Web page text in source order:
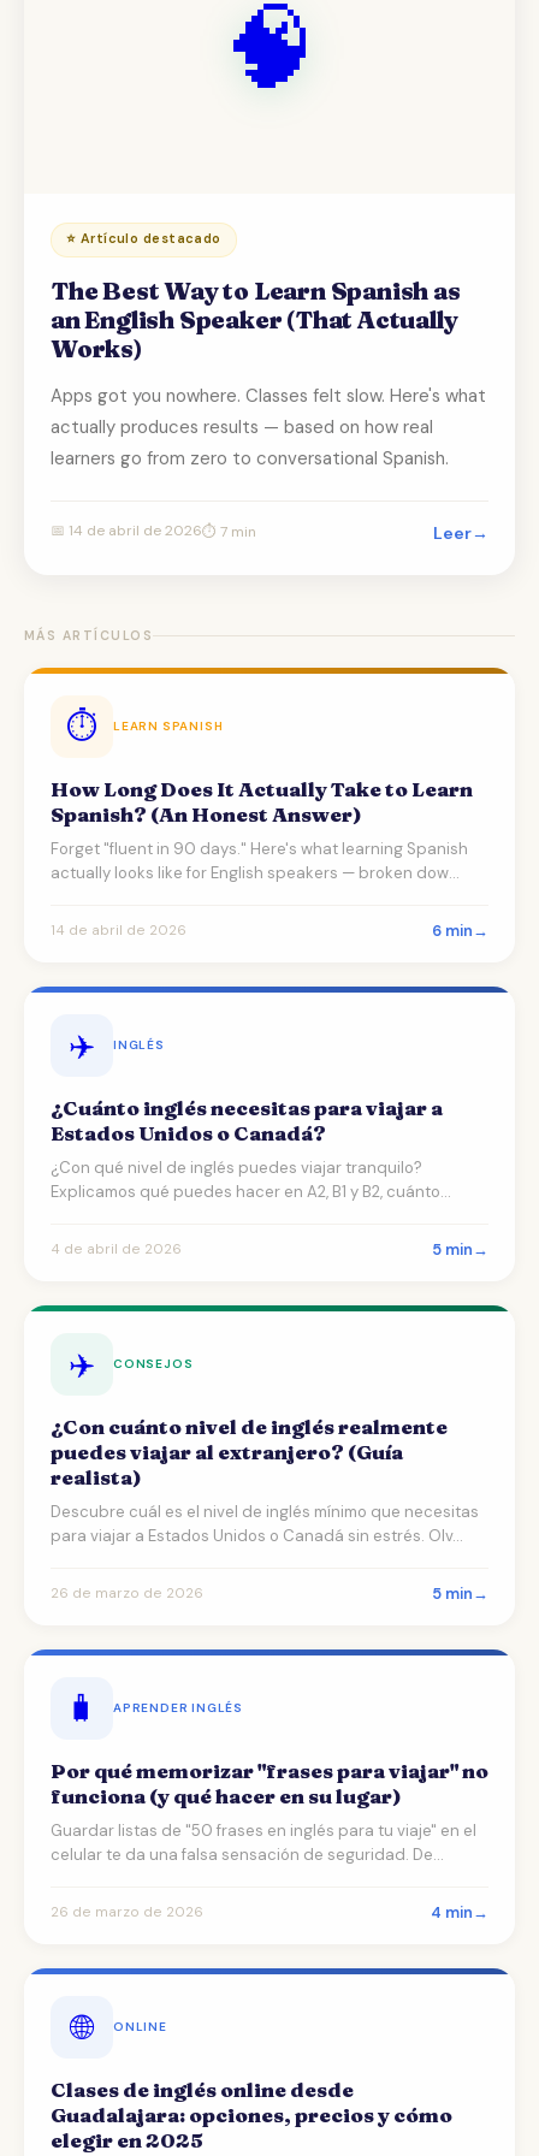
🧠
⭐ Artículo destacado
The Best Way to Learn Spanish as
an English Speaker (That Actually
Works)
Apps got you nowhere. Classes felt slow. Here's what
actually produces results — based on how real
learners go from zero to conversational Spanish.
📅 14 de abril de 2026⏱ 7 min Leer→
MÁS ARTÍCULOS
⏱️ LEARN SPANISH
How Long Does It Actually Take to Learn
Spanish? (An Honest Answer)
Forget "fluent in 90 days." Here's what learning Spanish
actually looks like for English speakers — broken dow…
14 de abril de 2026 6 min→
✈️ INGLÉS
¿Cuánto inglés necesitas para viajar a
Estados Unidos o Canadá?
¿Con qué nivel de inglés puedes viajar tranquilo?
Explicamos qué puedes hacer en A2, B1 y B2, cuánto
4 de abril de 2026 5 min→
✈️ CONSEJOS
¿Con cuánto nivel de inglés realmente
puedes viajar al extranjero? (Guía
realista)
Descubre cuál es el nivel de inglés mínimo que necesitas
para viajar a Estados Unidos o Canadá sin estrés. Olv…
26 de marzo de 2026 5 min→
🧳 APRENDER INGLÉS
Por qué memorizar "frases para viajar" no
funciona (y qué hacer en su lugar)
Guardar listas de "50 frases en inglés para tu viaje" en el
celular te da una falsa sensación de seguridad. De…
26 de marzo de 2026 4 min→
🌐 ONLINE
Clases de inglés online desde
Guadalajara: opciones, precios y cómo
elegir en 2025